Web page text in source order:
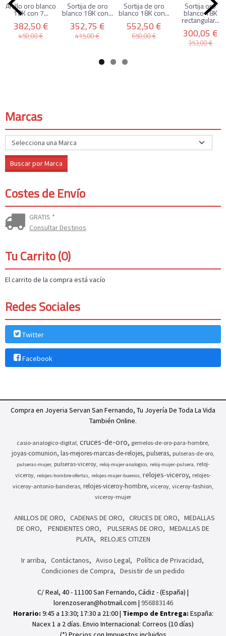
Marcas
Costes de Envío
GRATIS *
Consultar Destinos
Tu Carrito (0)
El carrito de la compra está vacío
Redes Sociales
Twitter
Facebook
Anillo oro blanco
18K con 7...
382,50 €
450,00 €
Sortija de oro
blanco 18K con...
352,75 €
415,00 €
Sortija de oro
blanco 18K con...
552,50 €
650,00 €
Sortija oro
blanco 18K
rectangular...
300,05 €
353,00 €
Compra en Joyeria Servan San Fernando, Tu Joyería De Toda La Vida
También Online.
casio-analogico-digital cruces-de-oro gemelos-de-oro-para-hombre
joyas-comunion las-mejores-marcas-de-relojes pulseras pulseras-de-oro
pulseras-mujer pulseras-viceroy reloj-mujer-analogico reloj-mujer-pulsera
reloj-
viceroy relojes-hombre-ofertas relojes-mujer-buenos relojes-viceroy relojes-
viceroy-antonio-banderas relojes-viceroy-hombre viceroy viceroy-fashion
viceroy-mujer
ANILLOS DE ORO CADENAS DE ORO CRUCES DE ORO
MEDALLAS
DE ORO
PENDIENTES ORO PULSERAS DE ORO
MEDALLAS DE
PLATA
RELOJES CITIZEN
Ir arriba Contáctanos Aviso Legal
Política de Privacidad
Condiciones de Compra
Desistir de un pedido
C/ Real, 40 - 11100 San Fernando, Cádiz - (España) |
lorenzoseran@hotmail.com | 956883146
Horario: 9:45 a 13:30; 17:30 a 21:00 | Tiempo de Entrega: España:
Nacex 1 a 2 días. Envio Internacional: Correos (10 días)